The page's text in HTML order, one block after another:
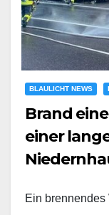
BLAULICHT NEWS
Brand
einer
Ein brennendes